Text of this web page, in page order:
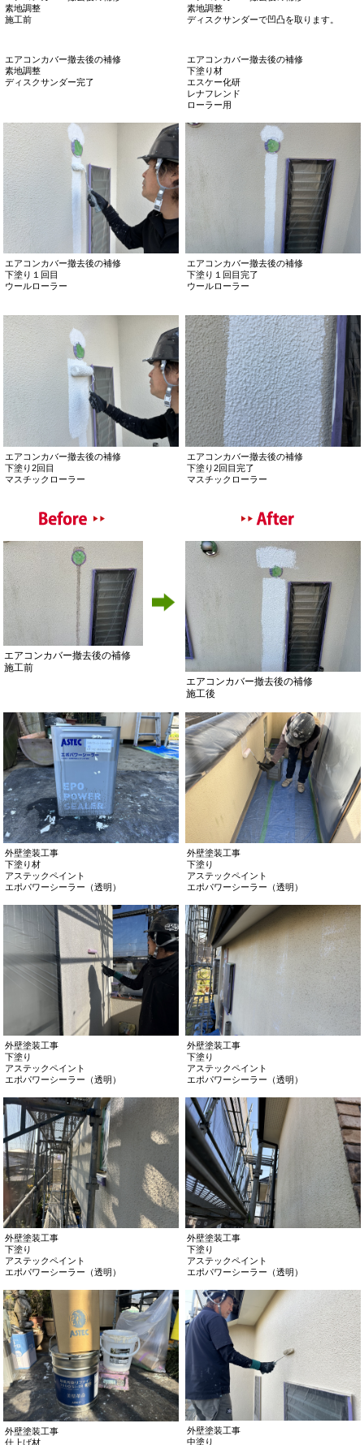
付帯塗装工事
破風板素地調整
付帯塗装工事
破風板素地調整
付帯塗装工事
破風板素地調整
付帯塗装工事
破風板素地調整
パテ処理完了
付帯塗装工事
破風板素地調整
パテ処理完了
付帯塗装工事
破風板素地調整
付帯塗装工事
パテ処理完了
付帯塗装工事
施工前
付帯塗装工事
パテ処理後
エアコンカバー撤去後の補修
素地調整
施工前
エアコンカバー撤去後の補修
素地調整
ディスクサンダーで凹凸を取ります。
エアコンカバー撤去後の補修
素地調整
ディスクサンダー完了
エアコンカバー撤去後の補修
下塗り材
エスケー化研
レナフレンド
ローラー用
エアコンカバー撤去後の補修
エアコンカバー撤去後の補修
下塗り１回目完了
ウールローラー
エアコンカバー撤去後の補修
下塗り2回目
マスチックローラー
エアコンカバー撤去後の補修
下塗り2回目完了
マスチックローラー
エアコンカバー撤去後の補修
エアコンカバー撤去後の補修
施工後
外壁塗装工事
下塗り材
アステックペイント
エポパワーシーラー（透明）
外壁塗装工事
下塗り
アステックペイント
エポパワーシーラー（透明）
外壁塗装工事
下塗り
アステックペイント
エポパワーシーラー（透明）
外壁塗装工事
下塗り
アステックペイント
エポパワーシーラー（透明）